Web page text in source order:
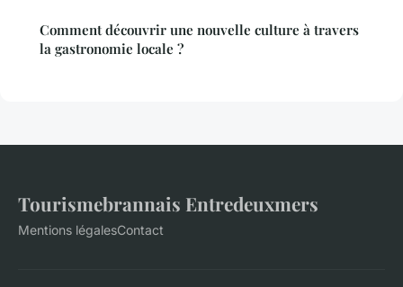
Comment découvrir une nouvelle culture à travers
la gastronomie locale ?
Tourismebrannais Entredeuxmers
Mentions légalesContact